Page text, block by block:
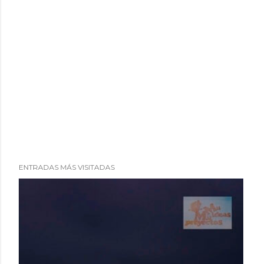
ENTRADAS MÁS VISITADAS